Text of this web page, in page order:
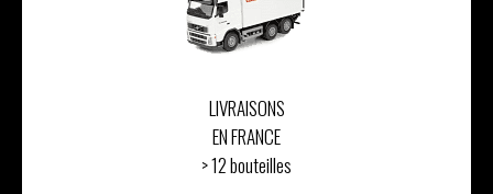
LIVRAISONS
EN FRANCE
> 12 bouteilles